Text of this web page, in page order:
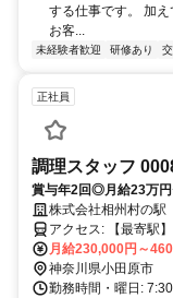
する仕事です。 加え
お客...
未経験者歓迎 研修あり
正社員
調理スタッフ
賞与年2回◎月給23万
OK◎株式会社相州村の駅
アクセス:
月給230,000円～
神奈川県小田原市
勤務時間・曜日: